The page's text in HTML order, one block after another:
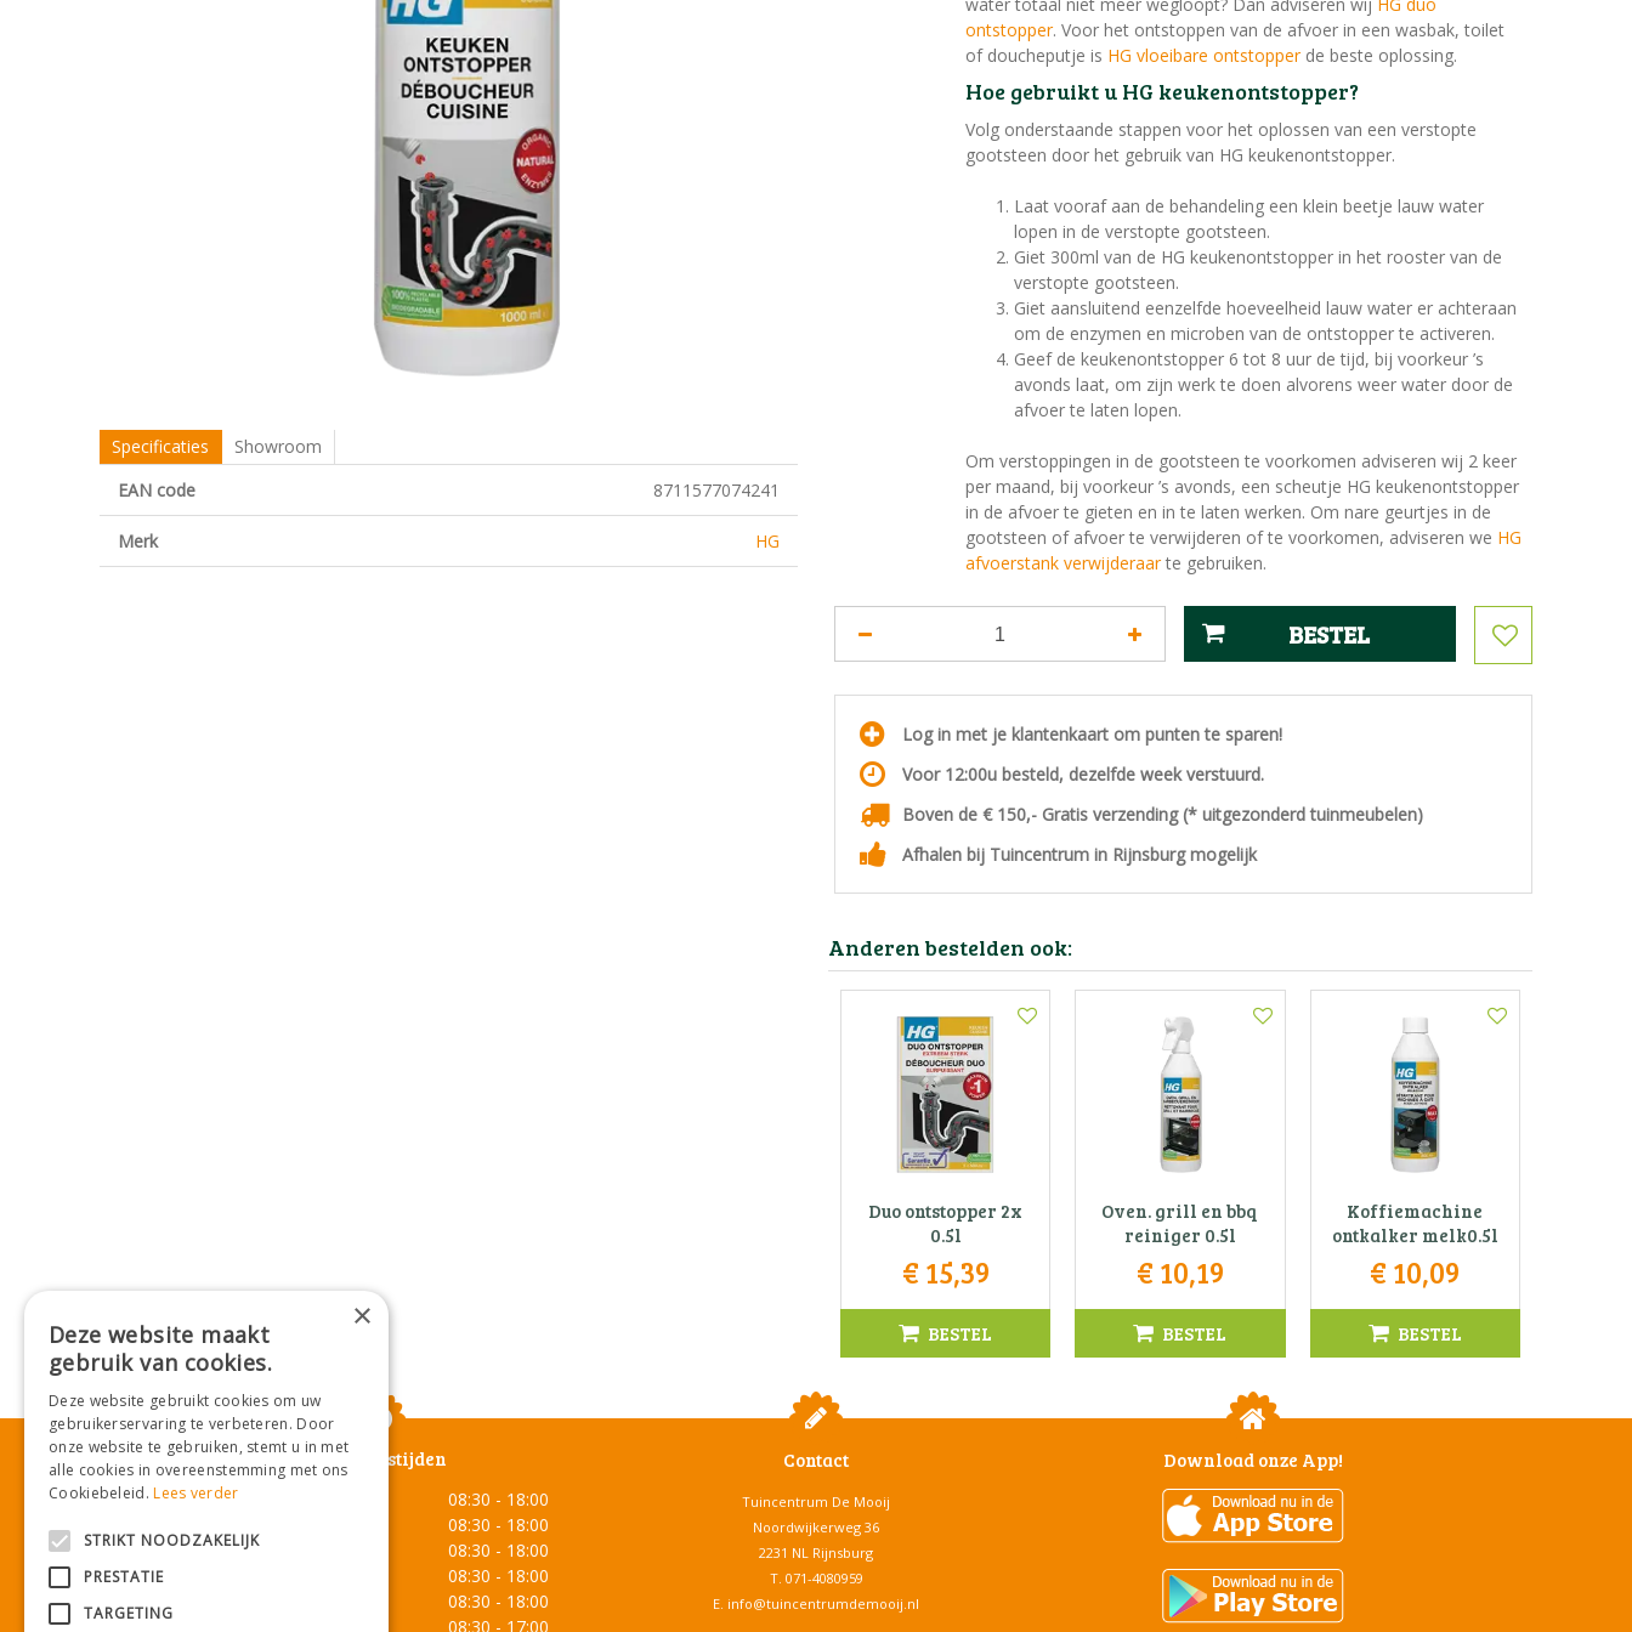
ontstopper. Voor het ontstoppen van de afvoer in een wasbak, toilet
of doucheputje is HG vloeibare ontstopperde beste oplossing.
Hoe gebruikt u HG keukenontstopper?
Volg onderstaande stappen voor het oplossen van een verstopte
gootsteen door het gebruik van HG keukenontstopper.
Laat vooraf aan de behandeling een klein beetje lauw water
lopen in de verstopte gootsteen.
Giet 300ml van de HG keukenontstopper in het rooster van de
verstopte gootsteen.
Giet aansluitend eenzelfde hoeveelheid lauw water er achteraan
om de enzymen en microben van de ontstopper te activeren.
Geef de keukenontstopper 6 tot 8 uur de tijd, bij voorkeur ’s
avonds laat, om zijn werk te doen alvorens weer water door de
afvoer te laten lopen.
Om verstoppingen in de gootsteen te voorkomen adviseren wij 2 keer
per maand, bij voorkeur ’s avonds, een scheutje HG keukenontstopper
in de afvoer te gieten en in te laten werken. Om nare geurtjes in de
gootsteen of afvoer te verwijderen of te voorkomen, adviseren we HG
afvoerstank verwijderaarte gebruiken.
Log in met je klantenkaart om punten te sparen!
Voor 12:00u besteld, dezelfde week verstuurd.
Boven de € 150,- Gratis verzending (* uitgezonderd tuinmeubelen)
Afhalen bij Tuincentrum in Rijnsburg mogelijk
Specificaties
Showroom
EAN code
8711577074241
Merk HG
Anderen bestelden ook:
Duo ontstopper 2x
0.5l
€ 15,39
BESTEL
Oven. grill en bbq
reiniger 0.5l
€ 10,19
BESTEL
Koffiemachine
ontkalker melk0.5l
€ 10,09
BESTEL
Openingstijden
Maandag
08:30 - 18:00
08:30 - 18:00
Woensdag
08:30 - 18:00
08:30 - 18:00
08:30 - 18:00
08:30 - 17:00
Contact
Tuincentrum De Mooij
Noordwijkerweg 36
2231 NL Rijnsburg
T. 071-4080959
E. info@tuincentrumdemooij.nl
Download onze App!
×
Deze website maakt
gebruik van cookies.
Deze website gebruikt cookies om uw
gebruikerservaring te verbeteren. Door
onze website te gebruiken, stemt u in met
alle cookies in overeenstemming met ons
Cookiebeleid.Lees verder
STRIKT NOODZAKELIJK
PRESTATIE
TARGETING